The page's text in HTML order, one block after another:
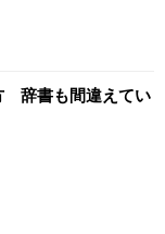
辞書も間違えてい